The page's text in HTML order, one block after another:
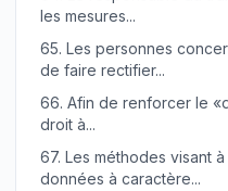
les mesures...
65. Les personnes
de faire rectifier...
66. Afin de renforcer le
droit à...
67. Les méthodes visant
données à caractère...